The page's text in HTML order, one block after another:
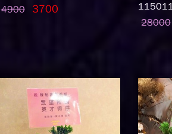
4900
3700
28000